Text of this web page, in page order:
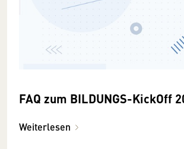
FAQ zum BILDUNGS-KickOff
Weiterlesen